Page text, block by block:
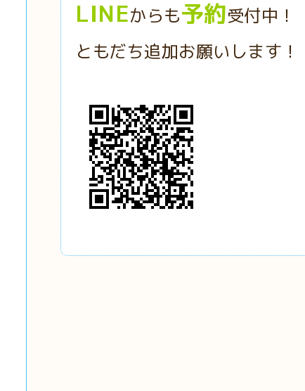
LINEからも予約受付中！
ともだち追加お願いします！